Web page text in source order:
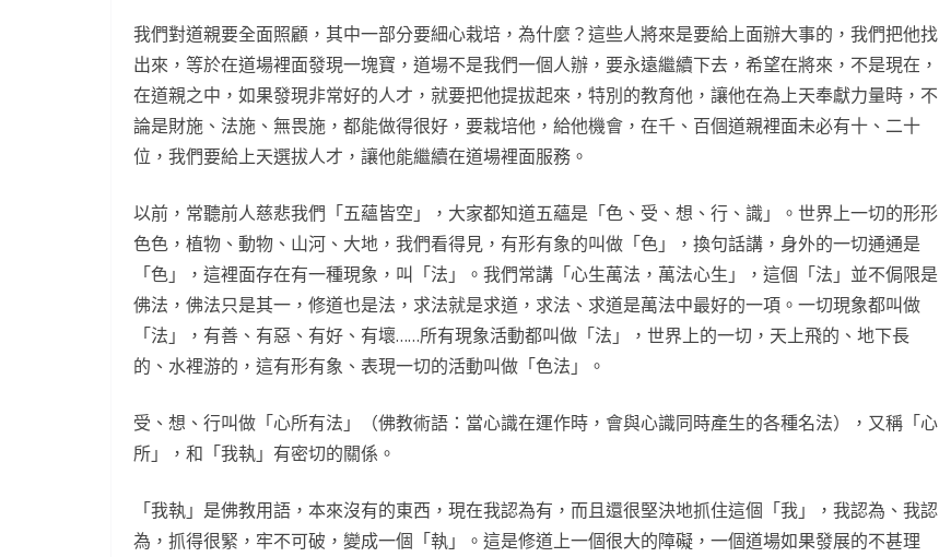
我們對道親要全面照顧，其中一部分要細心栽培，為什麼？這些人將來是要給上面辦大事的，我們把他找
出來，等於在道場裡面發現一塊寶，道場不是我們一個人辦，要永遠繼續下去，希望在將來，不是現在，
在道親之中，如果發現非常好的人才，就要把他提拔起來，特別的教育他，讓他在為上天奉獻力量時，不
論是財施、法施、無畏施，都能做得很好，要栽培他，給他機會，在千、百個道親裡面未必有十、二十
位，我們要給上天選拔人才，讓他能繼續在道場裡面服務。
以前，常聽前人慈悲我們「五蘊皆空」，大家都知道五蘊是「色、受、想、行、識」。世界上一切的形形
色色，植物、動物、山河、大地，我們看得見，有形有象的叫做「色」，換句話講，身外的一切通通是
「色」，這裡面存在有一種現象，叫「法」。我們常講「心生萬法，萬法心生」，這個「法」並不侷限是
佛法，佛法只是其一，修道也是法，求法就是求道，求法、求道是萬法中最好的一項。一切現象都叫做
「法」，有善、有惡、有好、有壞……所有現象活動都叫做「法」，世界上的一切，天上飛的、地下長
的、水裡游的，這有形有象、表現一切的活動叫做「色法」。
受、想、行叫做「心所有法」（佛教術語：當心識在運作時，會與心識同時產生的各種名法），又稱「心
所」，和「我執」有密切的關係。
「我執」是佛教用語，本來沒有的東西，現在我認為有，而且還很堅決地抓住這個「我」，我認為、我認
為，抓得很緊，牢不可破，變成一個「執」。這是修道上一個很大的障礙，一個道場如果發展的不甚理